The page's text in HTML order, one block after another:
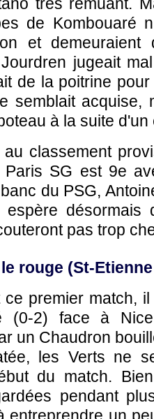
de Kombouaré
et demeuraient
jugeait
de la poitrine
semblait acquise,
à la suite
classement
Paris SG est 9e
du PSG,
désormais
pas trop
rouge (St-
premier match,
(0-2) face à Nice
un Chaudron
les Verts ne
du match.
pendant